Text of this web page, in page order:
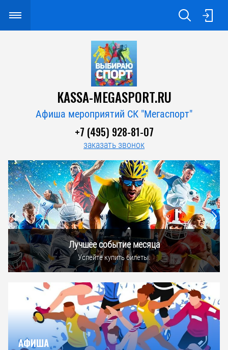
KASSA-MEGASPORT.RU
Афиша мероприятий СК "Мегаспорт"
+7 (495) 928-81-07
заказать звонок
Лучшее событие месяца
Успейте купить билеты.
АФИША